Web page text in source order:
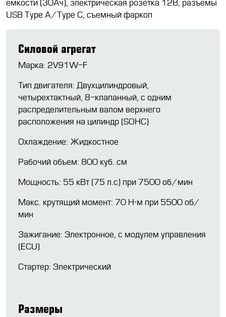
емкости (30Ач), электрическая розетка 12В, разъемы
USB Type A/Type C, съемный фаркоп
Силовой агрегат
Марка: 2V91W-F
Тип двигателя: Двухцилиндровый,
четырехтактный, 8-клапанный, с одним
распределительным валом верхнего
расположения на цилиндр (SOHC)
Охлаждение: Жидкостное
Рабочий объем: 800 куб. см
Мощность: 55 кВт (75 л.с) при 7500 об/мин
Макс. крутящий момент: 70 Н⋅м при 5500 об/
мин
Зажигание: Электронное, с модулем управления
(ECU)
Стартер: Электрический
Размеры